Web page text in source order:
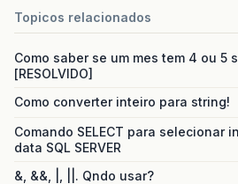
Topicos relacionados
Como saber se um mes tem 4 ou 5
[RESOLVIDO]
Como converter inteiro para string!
Comando SELECT para selecionar
data SQL SERVER
&, &&, |, ||. Qndo usar?